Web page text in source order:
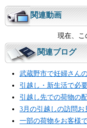
関連動画
現在、こ
関連ブログ
武蔵野市で妊婦さん
引越し・新生活で必
引越し先での荷物の
3月の引越しの訪問
一部の荷物をお客様